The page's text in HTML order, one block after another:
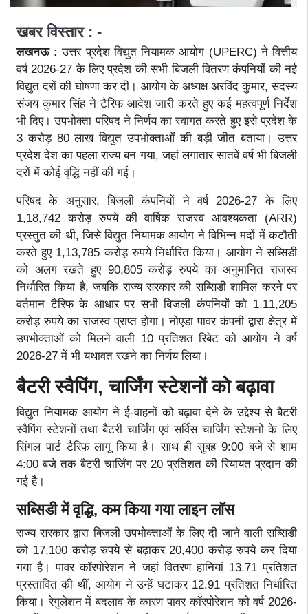
खबर विस्तार : -
लखनऊ :उत्तर प्रदेश विद्युत नियामक आयोग (UPERC) ने वित्तीय
वर्ष 2026-27 के लिए प्रदेश की सभी बिजली वितरण कंपनियों की नई
विद्युत दरों की घोषणा कर दी। आयोग के अध्यक्ष अरविंद कुमार, सदस्य
संजय कुमार सिंह ने टैरिफ आदेश जारी करते हुए कई महत्वपूर्ण निर्देश
भी दिए। उपभोक्ता परिषद ने निर्णय का स्वागत करते हुए इसे प्रदेश के
3 करोड़ 80 लाख विद्युत उपभोक्ताओं की बड़ी जीत बताया। उत्तर
प्रदेश देश का पहला राज्य बन गया, जहां लगातार सातवें वर्ष भी बिजली
दरों में कोई वृद्धि नहीं की गई।
परिषद के अनुसार, बिजली कंपनियों ने वर्ष 2026-27 के लिए
1,18,742 करोड़ रुपये की वार्षिक राजस्व आवश्यकता (ARR)
प्रस्तुत की थी, जिसे विद्युत नियामक आयोग ने विभिन्न मदों में कटौती
करते हुए 1,13,785 करोड़ रुपये निर्धारित किया। आयोग ने सब्सिडी
को अलग रखते हुए 90,805 करोड़ रुपये का अनुमानित राजस्व
निर्धारित किया है, जबकि राज्य सरकार की सब्सिडी शामिल करने पर
वर्तमान टैरिफ के आधार पर सभी बिजली कंपनियों को 1,11,205
करोड़ रुपये का राजस्व प्राप्त होगा। नोएडा पावर कंपनी द्वारा क्षेत्र में
उपभोक्ताओं को मिलने वाली 10 प्रतिशत रिबेट को आयोग ने वर्ष
2026-27 में भी यथावत रखने का निर्णय लिया।
बैटरी स्वैपिंग, चार्जिंग स्टेशनों को बढ़ावा
विद्युत नियामक आयोग ने ई-वाहनों को बढ़ावा देने के उद्देश्य से बैटरी
स्वैपिंग स्टेशनों तथा बैटरी चार्जिंग एवं सर्विस चार्जिंग स्टेशनों के लिए
सिंगल पार्ट टैरिफ लागू किया है। साथ ही सुबह 9:00 बजे से शाम
4:00 बजे तक बैटरी चार्जिंग पर 20 प्रतिशत की रियायत प्रदान की
गई है।
सब्सिडी में वृद्धि, कम किया गया लाइन लॉस
राज्य सरकार द्वारा बिजली उपभोक्ताओं के लिए दी जाने वाली सब्सिडी
को 17,100 करोड़ रुपये से बढ़ाकर 20,400 करोड़ रुपये कर दिया
गया है। पावर कॉरपोरेशन ने जहां वितरण हानियां 13.71 प्रतिशत
प्रस्तावित की थीं, आयोग ने उन्हें घटाकर 12.91 प्रतिशत निर्धारित
किया। रेगुलेशन में बदलाव के कारण पावर कॉरपोरेशन को वर्ष 2026-